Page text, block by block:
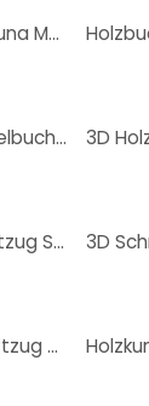
MDF - Holzdeko Hakuna Matata mit Pfeilen
MDF - Holzdeko Einzelbuchstaben Swiss
Holz-Deko 3D Schriftzug Sweet Dreams - Pappel
Wanddeko 3D Schriftzug - better together - MDF Natur